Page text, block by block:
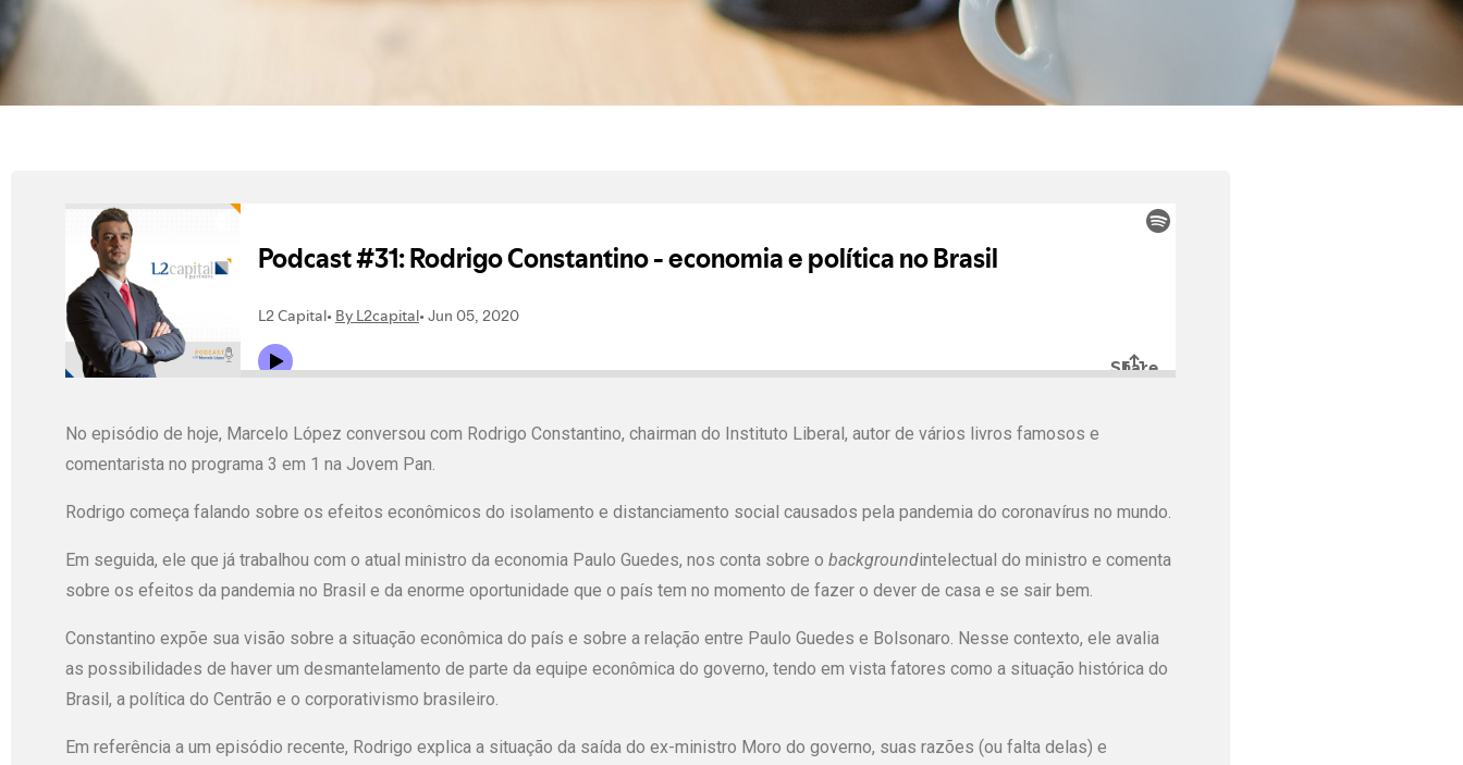
No episódio de hoje, Marcelo López conversou com Rodrigo Constantino, chairman do Instituto Liberal, autor de vários livros famosos e
comentarista no programa 3 em 1 na Jovem Pan.
Rodrigo começa falando sobre os efeitos econômicos do isolamento e distanciamento social causados pela pandemia do coronavírus no mundo.
Em seguida, ele que já trabalhou com o atual ministro da economia Paulo Guedes, nos conta sobre o backgroundintelectual do ministro e comenta
sobre os efeitos da pandemia no Brasil e da enorme oportunidade que o país tem no momento de fazer o dever de casa e se sair bem.
Constantino expõe sua visão sobre a situação econômica do país e sobre a relação entre Paulo Guedes e Bolsonaro. Nesse contexto, ele avalia
as possibilidades de haver um desmantelamento de parte da equipe econômica do governo, tendo em vista fatores como a situação histórica do
Brasil, a política do Centrão e o corporativismo brasileiro.
Em referência a um episódio recente, Rodrigo explica a situação da saída do ex-ministro Moro do governo, suas razões (ou falta delas) e